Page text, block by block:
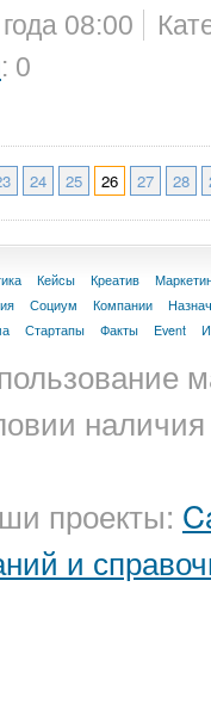
08:00
: 0
24 25 26 27 28
Кейсы Креатив
Социум Компании
Стартапы Факты Event
проекты:
и